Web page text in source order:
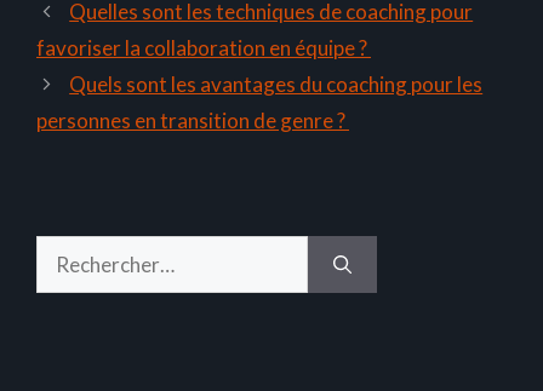
Quelles sont les techniques de coaching pour
favoriser la collaboration en équipe ?
Quels sont les avantages du coaching pour les
personnes en transition de genre ?